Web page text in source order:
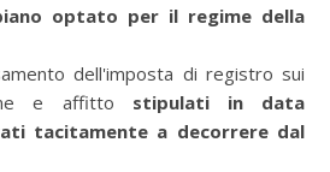
optato per il regime della
dell'imposta di registro sui
e affitto stipulati in data
tacitamente a decorrere dal